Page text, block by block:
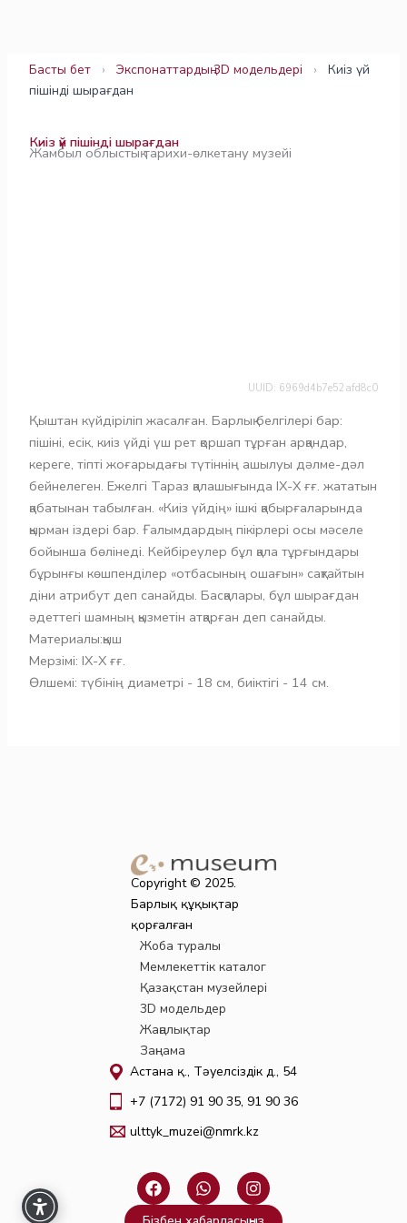
Басты бет › Экспонаттардың 3D модельдері ›
Киіз үй
пішінді шырағдан
Киіз үй пішінді шырағдан
Жамбыл облыстық тарихи-өлкетану музейі
UUID: 6969d4b7e52afd8c0
Қыштан күйдіріліп жасалған. Барлық белгілері бар:
пішіні, есік, киіз үйді үш рет қоршап тұрған арқандар,
кереге, тіпті жоғарыдағы түтіннің ашылуы дәлме-дәл
бейнелеген. Ежелгі Тараз қалашығында IX-X ғғ. жататын
қабатынан табылған. «Киіз үйдің» ішкі қабырғаларында
қырман іздері бар. Ғалымдардың пікірлері осы мәселе
бойынша бөлінеді. Кейбіреулер бұл қала тұрғындары
бұрынғы көшпенділер «отбасының ошағын» сақтайтын
діни атрибут деп санайды. Басқалары, бұл шырағдан
әдеттегі шамның қызметін атқарған деп санайды.
Материалы:қыш
Мерзімі: ІХ-Х ғғ.
Өлшемі: түбінің диаметрі - 18 см, биіктігі - 14 см.
Copyright © 2025.
Барлық құқықтар
қорғалған
Жоба туралы
Мемлекеттік каталог
Қазақстан музейлері
3D модельдер
Жаңалықтар
Заңнама
Астана қ., Тәуелсіздік д., 54
+7 (7172) 91 90 35, 91 90 36
ulttyk_muzei@nmrk.kz
F
a
c
W
h
a
I
n
s